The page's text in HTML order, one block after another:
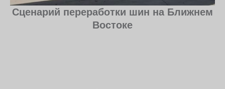
Сценарий переработки шин на Ближнем
Востоке